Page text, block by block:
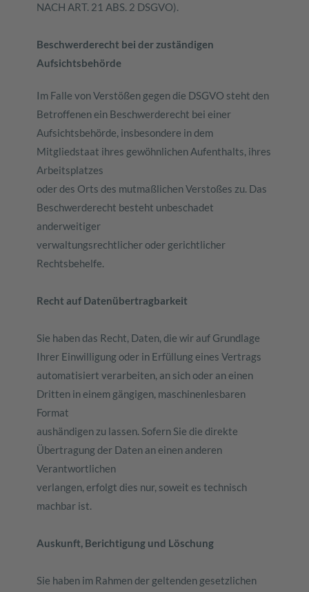
NACH ART. 21 ABS. 2 DSGVO).
Beschwerderecht bei der zuständigen
Aufsichtsbehörde
Im Falle von Verstößen gegen die DSGVO steht den
Betroffenen ein Beschwerderecht bei einer
Aufsichtsbehörde, insbesondere in dem
Mitgliedstaat ihres gewöhnlichen Aufenthalts, ihres
Arbeitsplatzes
oder des Orts des mutmaßlichen Verstoßes zu. Das
Beschwerderecht besteht unbeschadet
anderweitiger
verwaltungsrechtlicher oder gerichtlicher
Rechtsbehelfe.
Recht auf Datenübertragbarkeit
Sie haben das Recht, Daten, die wir auf Grundlage
Ihrer Einwilligung oder in Erfüllung eines Vertrags
automatisiert verarbeiten, an sich oder an einen
Dritten in einem gängigen, maschinenlesbaren
Format
aushändigen zu lassen. Sofern Sie die direkte
Übertragung der Daten an einen anderen
Verantwortlichen
verlangen, erfolgt dies nur, soweit es technisch
machbar ist.
Auskunft, Berichtigung und Löschung
Sie haben im Rahmen der geltenden gesetzlichen